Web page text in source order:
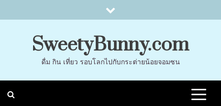
to
SweetyBunny.com
ดื่ม กิน เที่ยว รอบโลกไปกับกระต่ายน้อยจอมซน